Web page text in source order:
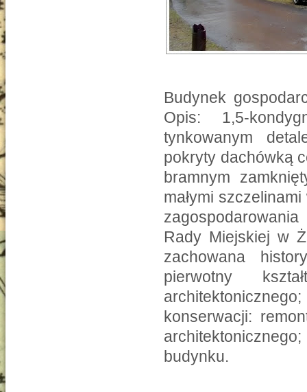
Budynek
Opis: 1,5-
tynkowanym
pokryty dachówką
bramnym
małymi
Rady Miejskiej w
zachowana
pierwotny
konserwacji:
budynku.